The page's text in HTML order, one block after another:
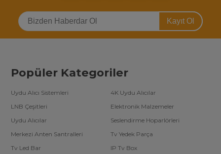
Kayıt Ol
Popüler Kategoriler
Uydu Alıcı Sistemleri
4K Uydu Alıcılar
LNB Çeşitleri
Elektronik Malzemeler
Uydu Alıcılar
Seslendirme Hoparlörleri
Merkezi Anten Santralleri
Tv Yedek Parça
Tv Led Bar
IP Tv Box